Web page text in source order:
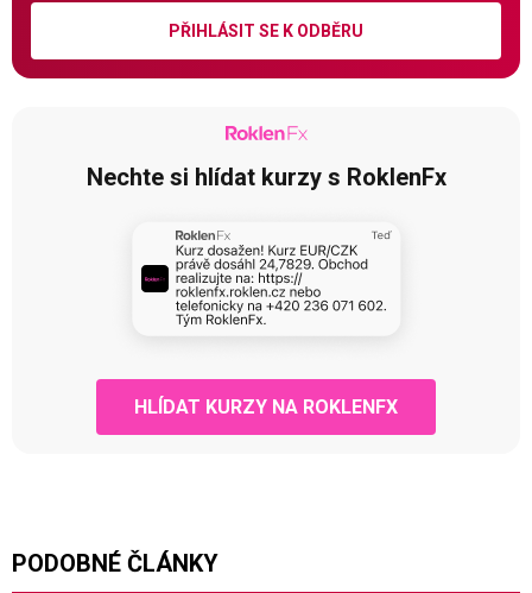
PŘIHLÁSIT SE K ODBĚRU
Nechte si hlídat kurzy s RoklenFx
HLÍDAT KURZY NA ROKLENFX
PODOBNÉ ČLÁNKY